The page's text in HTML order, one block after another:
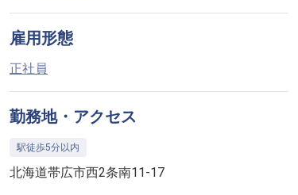
雇用形態
正社員
勤務地・アクセス
駅徒歩5分以内
北海道帯広市西2条南11-17